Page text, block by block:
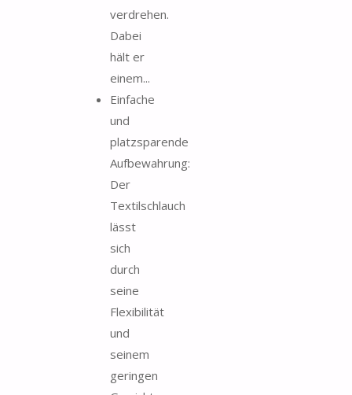
verdrehen.
Dabei
hält er
einem...
Einfache
und
platzsparende
Aufbewahrung:
Der
Textilschlauch
lässt
sich
durch
seine
Flexibilität
und
seinem
geringen